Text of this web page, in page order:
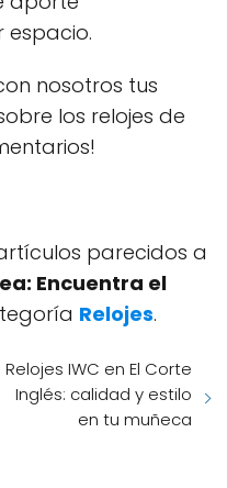
espacio.
nosotros tus
los relojes de
parecidos a
Encuentra el
Relojes.
Relojes IWC en El Corte
Inglés: calidad y estilo
en tu muñeca